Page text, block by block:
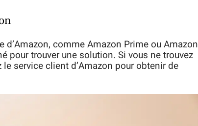
comme Amazon Prime ou Amazon
pour trouver une solution. Si vous ne trouvez
service client d’Amazon pour obtenir de